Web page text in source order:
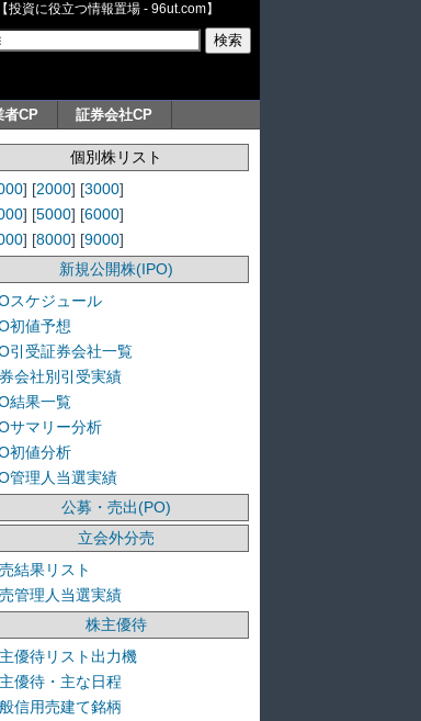
資に役立つ情報置場 - 96ut.com】
者CP 証券会社CP
個別株リスト
] [2000] [3000]
] [5000] [6000]
] [8000] [9000]
新規公開株(IPO)
スケジュール
初値予想
引受証券会社一覧
会社別引受実績
結果一覧
サマリー分析
初値分析
管理人当選実績
公募・売出(PO)
立会外分売
結果リスト
管理人当選実績
株主優待
優待リスト出力機
優待・主な日程
信用売建て銘柄